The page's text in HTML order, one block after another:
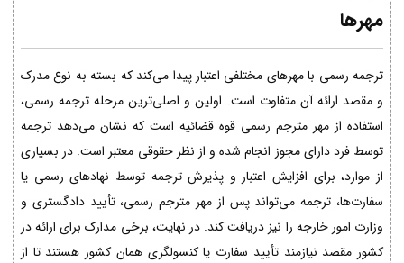
مهرها
ترجمه رسمی با مهرهای مختلفی اعتبار پیدا می‌کند که بسته به نوع مدرک
و مقصد ارائه آن متفاوت است. اولین و اصلی‌ترین مرحله ترجمه رسمی،
استفاده از مهر مترجم رسمی قوه قضائیه است که نشان می‌دهد ترجمه
توسط فرد دارای مجوز انجام شده و از نظر حقوقی معتبر است. در بسیاری
از موارد، برای افزایش اعتبار و پذیرش ترجمه توسط نهادهای رسمی یا
سفارت‌ها، ترجمه می‌تواند پس از مهر مترجم رسمی، تأیید دادگستری و
وزارت امور خارجه را نیز دریافت کند. در نهایت، برخی مدارک برای ارائه در
کشور مقصد نیازمند تأیید سفارت یا کنسولگری همان کشور هستند تا از